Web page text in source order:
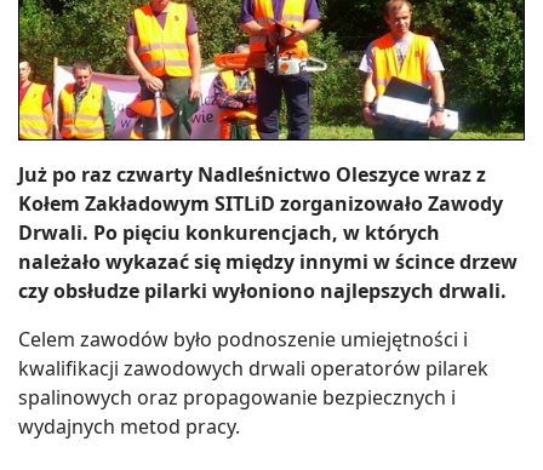
Już po raz czwarty Nadleśnictwo Oleszyce wraz z
Kołem Zakładowym SITLiD zorganizowało Zawody
Drwali. Po pięciu konkurencjach, w których
należało wykazać się między innymi w ścince drzew
czy obsłudze pilarki wyłoniono najlepszych drwali.
Celem zawodów było podnoszenie umiejętności i
kwalifikacji zawodowych drwali operatorów pilarek
spalinowych oraz propagowanie bezpiecznych i
wydajnych metod pracy.